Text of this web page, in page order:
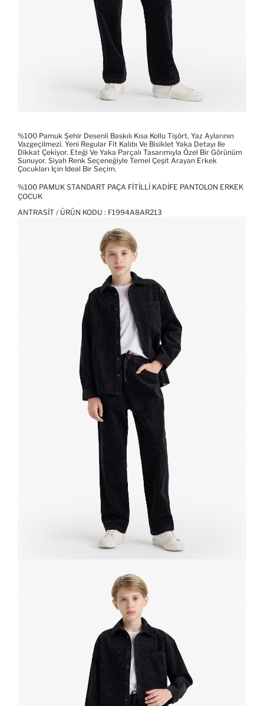
%100 Pamuk Şehir Desenli Baskılı Kısa Kollu Tişört, Yaz Aylarının
Vazgeçilmezi. Yeni Regular Fit Kalıbı Ve Bisiklet Yaka Detayı Ile
Dikkat Çekiyor. Eteği Ve Yaka Parçalı Tasarımıyla Özel Bir Görünüm
Sunuyor. Siyah Renk Seçeneğiyle Temel Çeşit Arayan Erkek
Çocukları Için Ideal Bir Seçim.
%100 PAMUK STANDART PAÇA FITILLI KADIFE PANTOLON ERKEK
ÇOCUK
ANTRASIT / ÜRÜN KODU : F1994A8AR213